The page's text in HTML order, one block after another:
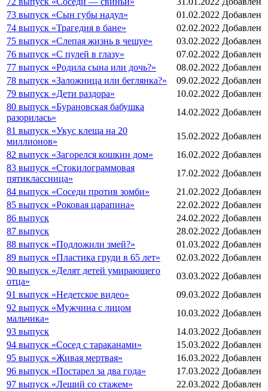
73 выпуск «Сын губы надул»
01.02.2022 Добавлен
74 выпуск «Трагедия в бане»
02.02.2022 Добавлен
75 выпуск «Слепая жизнь в чешуе»
03.02.2022 Добавлен
76 выпуск «С пулей в глазу»
07.02.2022 Добавлен
77 выпуск «Родила сына или дочь?»
08.02.2022 Добавлен
78 выпуск «Заложница или беглянка?»
09.02.2022 Добавлен
79 выпуск «Дети раздора»
10.02.2022 Добавлен
80 выпуск «Бурановская бабушка
разорилась»
14.02.2022 Добавлен
81 выпуск «Укус клеща на 20
миллионов»
15.02.2022 Добавлен
82 выпуск «Загорелся кошкин дом»
16.02.2022 Добавлен
83 выпуск «Стокилограммовая
пятиклассница»
17.02.2022 Добавлен
84 выпуск «Соседи против зомби»
21.02.2022 Добавлен
85 выпуск «Роковая царапина»
22.02.2022 Добавлен
86 выпуск
24.02.2022 Добавлен
87 выпуск
28.02.2022 Добавлен
88 выпуск «Подложили змей?»
01.03.2022 Добавлен
89 выпуск «Пластика груди в 65 лет»
02.03.2022 Добавлен
90 выпуск «Делят детей умирающего
отца»
03.03.2022 Добавлен
91 выпуск «Недетское видео»
09.03.2022 Добавлен
92 выпуск «Мужчина с лицом
мальчика»
10.03.2022 Добавлен
93 выпуск
14.03.2022 Добавлен
94 выпуск «Сосед с тараканами»
15.03.2022 Добавлен
95 выпуск «Живая мертвая»
16.03.2022 Добавлен
96 выпуск «Постарел за два года»
17.03.2022 Добавлен
97 выпуск «Леший со стажем»
22.03.2022 Добавлен